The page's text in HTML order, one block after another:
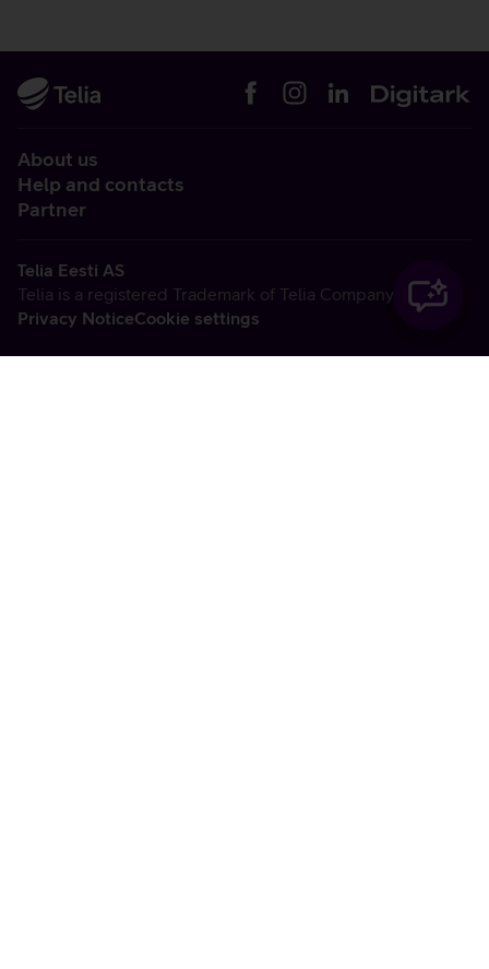
About us
Help and contacts
Partner
Telia Eesti AS
Telia is a registered Trademark of Telia Company AB
Privacy NoticeCookie settings